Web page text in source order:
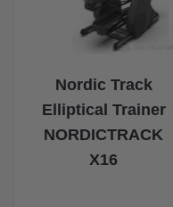
Nordic Track
Elliptical Trainer
NORDICTRACK
X16